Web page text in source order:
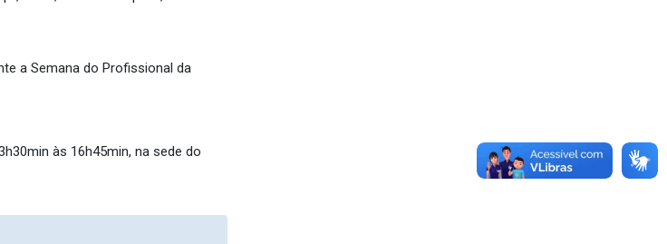
a Semana do Profissional da
às 16h45min, na sede do